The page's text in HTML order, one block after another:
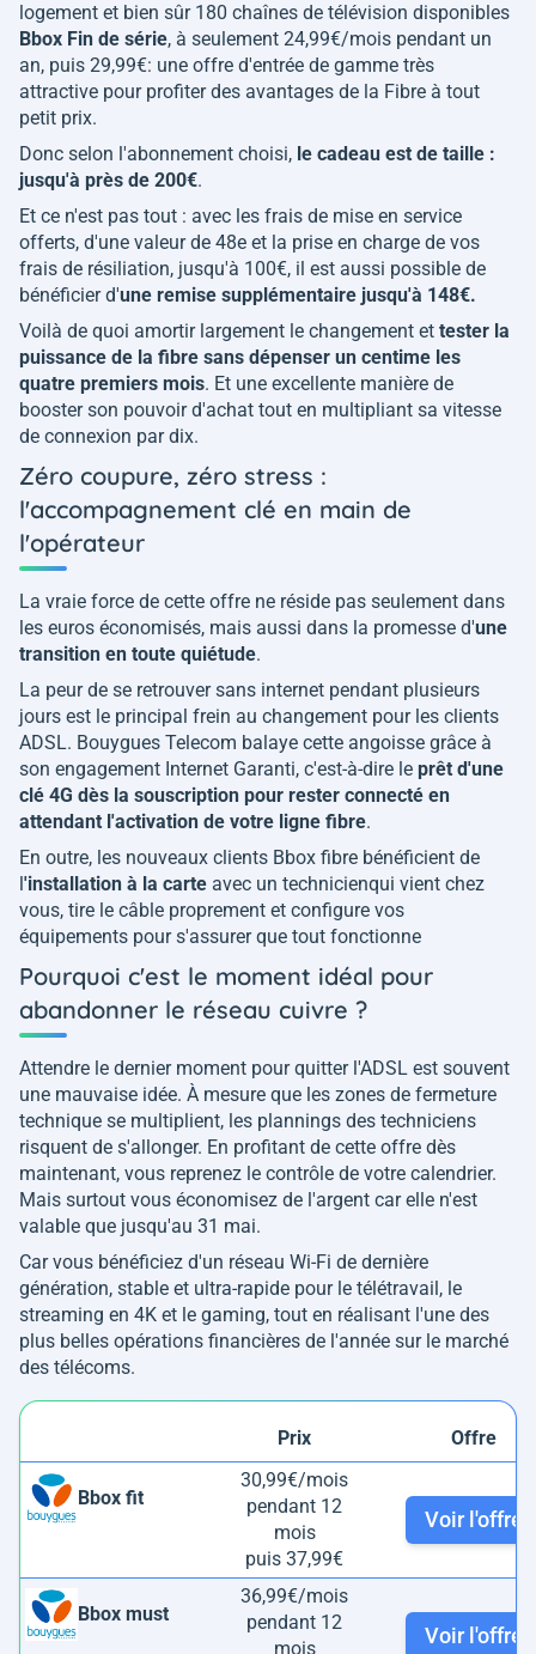
logement et bien sûr 180 chaînes de télévision disponibles
Bbox Fin de série, à seulement 24,99€/mois pendant un
an, puis 29,99€: une offre d'entrée de gamme très
attractive pour profiter des avantages de la Fibre à tout
petit prix.
Donc selon l'abonnement choisi, le cadeau est de taille :
jusqu'à près de 200€.
Et ce n'est pas tout : avec les frais de mise en service
offerts, d'une valeur de 48e et la prise en charge de vos
frais de résiliation, jusqu'à 100€, il est aussi possible de
bénéficier d'une remise supplémentaire jusqu'à 148€.
Voilà de quoi amortir largement le changement et tester la
puissance de la fibre sans dépenser un centime les
quatre premiers mois. Et une excellente manière de
booster son pouvoir d'achat tout en multipliant sa vitesse
de connexion par dix.
Zéro coupure, zéro stress :
l'accompagnement clé en main de
l'opérateur
La vraie force de cette offre ne réside pas seulement dans
les euros économisés, mais aussi dans la promesse d'une
transition en toute quiétude.
La peur de se retrouver sans internet pendant plusieurs
jours est le principal frein au changement pour les clients
ADSL. Bouygues Telecom balaye cette angoisse grâce à
son engagement Internet Garanti, c'est-à-dire le prêt d'une
clé 4G dès la souscription pour rester connecté en
attendant l'activation de votre ligne fibre.
En outre, les nouveaux clients Bbox fibre bénéficient de
'installation à la carte avec un technicienqui vient chez
vous, tire le câble proprement et configure vos
équipements pour s'assurer que tout fonctionne
Pourquoi c'est le moment idéal pour
abandonner le réseau cuivre ?
Attendre le dernier moment pour quitter l'ADSL est souvent
une mauvaise idée. À mesure que les zones de fermeture
technique se multiplient, les plannings des techniciens
risquent de s'allonger. En profitant de cette offre dès
maintenant, vous reprenez le contrôle de votre calendrier.
Mais surtout vous économisez de l'argent car elle n'est
valable que jusqu'au 31 mai.
Car vous bénéficiez d'un réseau Wi-Fi de dernière
génération, stable et ultra-rapide pour le télétravail, le
streaming en 4K et le gaming, tout en réalisant l'une des
plus belles opérations financières de l'année sur le marché
des télécoms.
Prix Offre
Bbox fit
30,99€/mois
pendant 12
mois
puis 37,99€
Voir l'offre
Bbox must
36,99€/mois
pendant 12
mois
Voir l'offre